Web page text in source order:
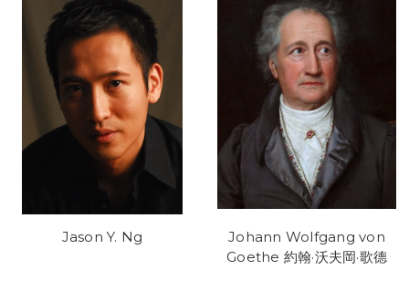
Jason Y. Ng
Johann Wolfgang von
Goethe 約翰·沃夫岡·歌德